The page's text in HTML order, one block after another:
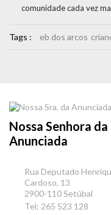
comunidade cada vez
Tags : eb dos arcos
Nossa Senhora da
Anunciada
Rua Deputado
Cardoso, 13
2900-110 Setúbal
Tel: 265 523 128